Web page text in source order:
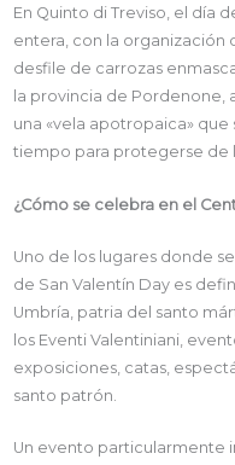
En Quinto di Treviso, el día
entera, con la organización
desfile de carrozas
la provincia de Pordenone,
una «vela apotropaica»
tiempo para protegerse de
¿Cómo se celebra en el
Uno de los lugares donde
de San Valentín Day es
Umbría, patria del santo
los Eventi Valentiniani,
exposiciones, catas,
santo patrón.
Un evento particularmente